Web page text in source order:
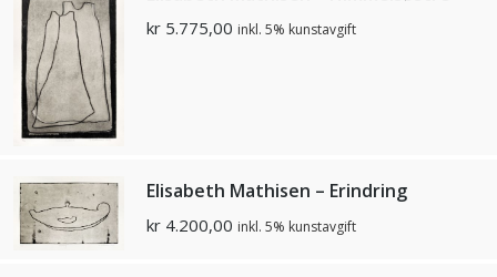
kr 5.775,00 inkl. 5% kunstavgift
Elisabeth Mathisen – Erindring
kr 4.200,00 inkl. 5% kunstavgift